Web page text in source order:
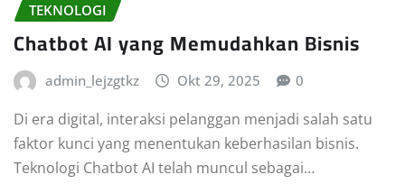
TEKNOLOGI
Chatbot AI yang Memudahkan Bisnis
admin_lejzgtkz Okt 29, 2025 0
Di era digital, interaksi pelanggan menjadi salah satu
faktor kunci yang menentukan keberhasilan bisnis.
Teknologi Chatbot AI telah muncul sebagai…